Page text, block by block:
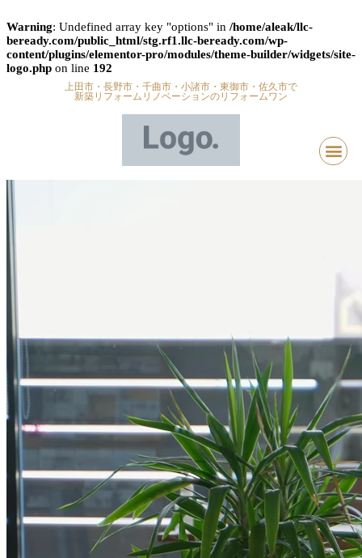
Warning: Undefined array key "options" in /home/aleak/llc-
beready.com/public_html/stg.rf1.llc-beready.com/wp-
content/plugins/elementor-pro/modules/theme-builder/widgets/site-
logo.php on line 192
上田市・長野市・千曲市・小諸市・東御市・佐久市で
新築リフォームリノベーションのリフォームワン